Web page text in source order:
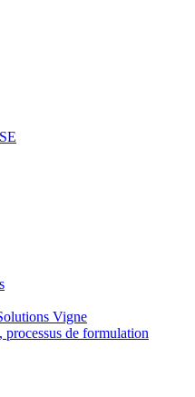
Vigne
de formulation